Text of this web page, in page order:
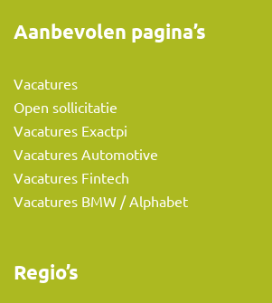
Aanbevolen pagina’s
Vacatures
Open sollicitatie
Vacatures Exactpi
Vacatures Automotive
Vacatures Fintech
Vacatures BMW / Alphabet
Regio’s